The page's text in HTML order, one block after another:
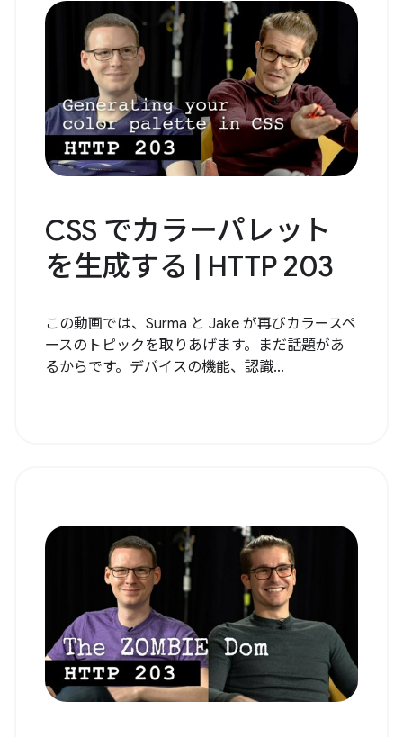
CSS でカラーパレット
を生成する | HTTP 203
この動画では、Surma と Jake が再びカラースペ
ースのトピックを取りあげます。まだ話題があ
るからです。デバイスの機能、認識...